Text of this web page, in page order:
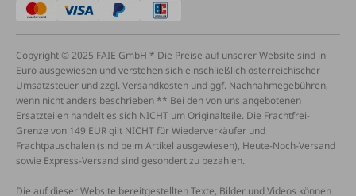
Copyright © 2025 FAIE GmbH * Die Preise auf unserer Website sind in
Euro ausgewiesen und verstehen sich einschließlich österreichischer
Umsatzsteuer und zzgl. Versandkosten und ggf. Nachnahmegebühren,
wenn nicht anders beschrieben ** Bei den von uns angebotenen
Ersatzteilen handelt es sich NICHT um Originalteile. Die Frachtfrei-
Grenze von 149 EUR gilt NICHT für Wiederverkäufer und
Frachtpauschalen (sind beim Artikel ausgewiesen), Heute-Noch-Versand
sowie Express-Versand sind gesondert zu bezahlen.
Die auf dieser Website bereitgestellten Texte, Bilder und Videos können